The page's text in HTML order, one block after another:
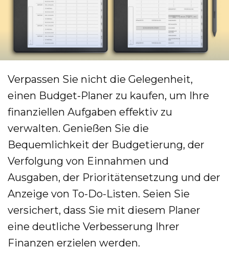
Verpassen Sie nicht die Gelegenheit,
einen Budget-Planer zu kaufen, um Ihre
finanziellen Aufgaben effektiv zu
verwalten. Genießen Sie die
Bequemlichkeit der Budgetierung, der
Verfolgung von Einnahmen und
Ausgaben, der Prioritätensetzung und der
Anzeige von To-Do-Listen. Seien Sie
versichert, dass Sie mit diesem Planer
eine deutliche Verbesserung Ihrer
Finanzen erzielen werden.